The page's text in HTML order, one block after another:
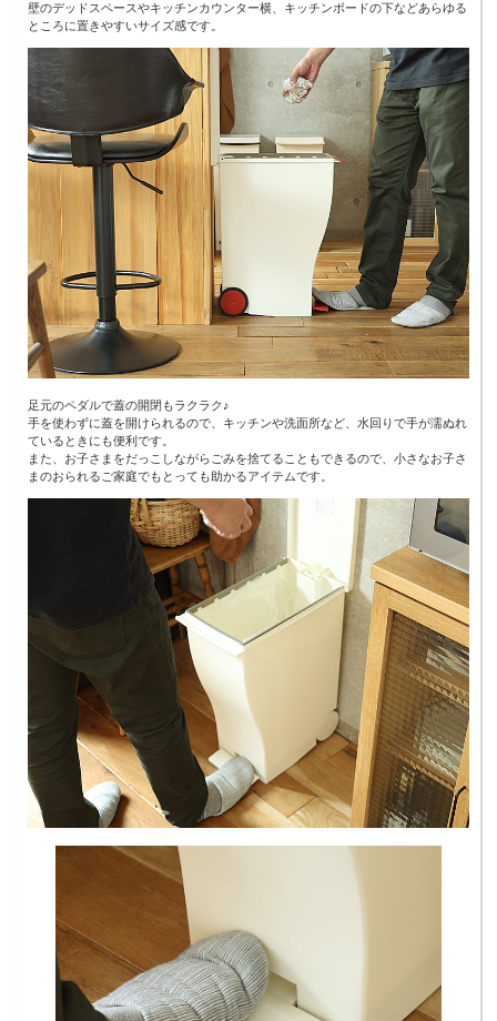
壁のデッドスペースやキッチンカウンター横、キッチンボードの下などあらゆる
ところに置きやすいサイズ感です。
足元のペダルで蓋の開閉もラクラク♪
手を使わずに蓋を開けられるので、キッチンや洗面所など、水回りで手が濡ぬれ
ているときにも便利です。
また、お子さまをだっこしながらごみを捨てることもできるので、小さなお子さ
まのおられるご家庭でもとっても助かるアイテムです。